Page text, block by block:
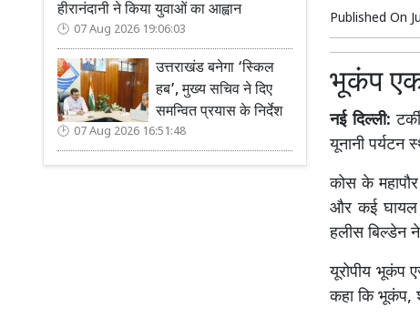
हीरानंदानी ने किया युवाओं का आह्वान
07 Aug 2026 19:06:03
उत्तराखंड बनेगा ‘स्किल
हब’, मुख्य सचिव ने दिए
समन्वित प्रयास के निर्देश
07 Aug 2026 16:51:48
Published On
भूकंप एक
नई दिल्ली:
यूनानी पर्यटन
कोस के
और कई घायल
हलीस बिल्डेन
यूरोपीय भूकंप
कहा कि भूकंप,